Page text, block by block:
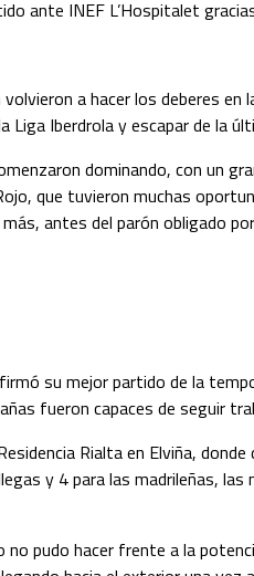
ante INEF L’Hospitalet
volvieron a hacer los deberes
Liga Iberdrola y escapar de la
dominando, con un
que tuvieron muchas
antes del parón obligado
su mejor partido de la
fueron capaces de seguir
Rialta en Elviña,
y 4 para las madrileñas,
no pudo hacer frente a la